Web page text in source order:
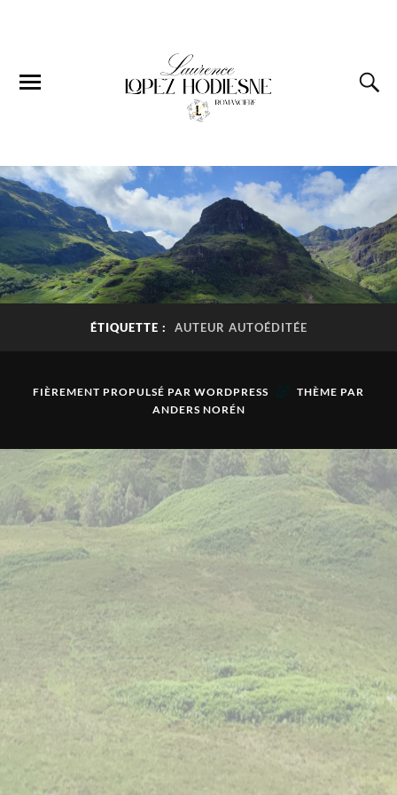
ÉTIQUETTE : AUTEUR AUTOÉDITÉE
FIÈREMENT PROPULSÉ PAR WORDPRESS
THÈME PAR
ANDERS NORÉN